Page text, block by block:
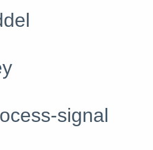
#从来
#向
signal